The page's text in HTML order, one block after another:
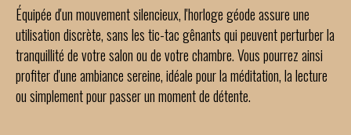
Équipée d'un mouvement silencieux, l'horloge géode assure une
utilisation discrète, sans les tic-tac gênants qui peuvent perturber la
tranquillité de votre salon ou de votre chambre. Vous pourrez ainsi
profiter d'une ambiance sereine, idéale pour la méditation, la lecture
ou simplement pour passer un moment de détente.